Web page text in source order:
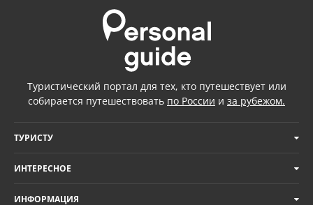
Туристический портал для тех, кто путешествует или
собирается путешествовать по России и за рубежом.
ТУРИСТУ
ИНТЕРЕСНОЕ
ИНФОРМАЦИЯ